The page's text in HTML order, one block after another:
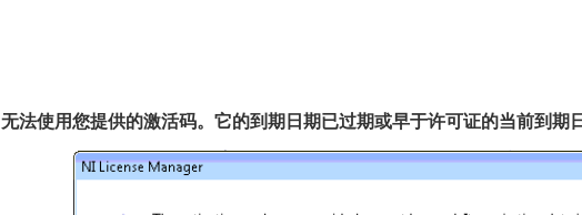
无法使用您提供的激活码。它的到期日期已过期或早于许可证的当前到期